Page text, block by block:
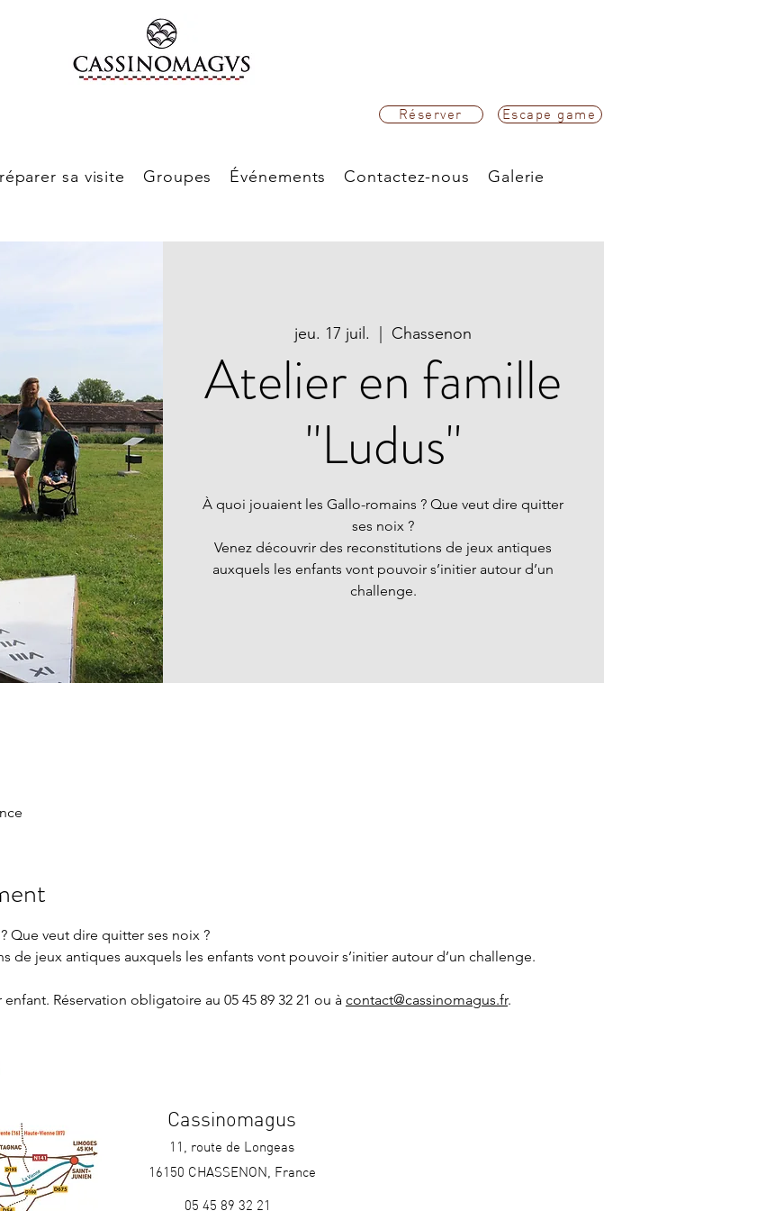
Réserver Escape game
sa visite Groupes Événements Contactez-nous Galerie
jeu. 17 juil.
  |
Chassenon
Atelier en famille
"Ludus"
À quoi jouaient les Gallo-romains ? Que veut dire quitter
ses noix ?
Venez découvrir des reconstitutions de jeux antiques
auxquels les enfants vont pouvoir s’initier autour d’un
challenge.
Que veut dire quitter ses noix ?
de jeux antiques auxquels les enfants vont pouvoir s’initier autour d’un challenge.
Réservation obligatoire au 05 45 89 32 21 ou à contact@cassinomagus.fr.
Cassinomagus
11, route de Longeas
16150 CHASSENON, France
05 45 89 32 21